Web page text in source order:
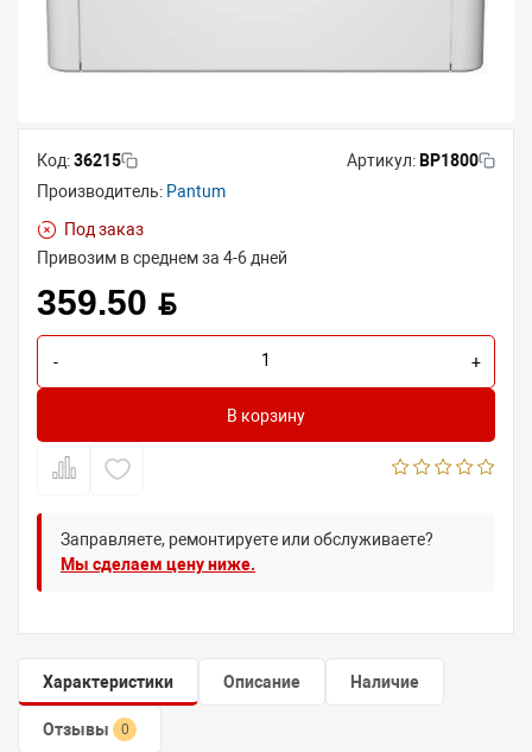
Код:36215 Артикул: BP1800
Производитель: Pantum
Под заказ
Привозим в среднем за 4-6 дней
359.50 BYN
- +
В корзину
Заправляете, ремонтируете или обслуживаете?
Мы сделаем цену ниже.
Характеристики Описание Наличие
Отзывы 0